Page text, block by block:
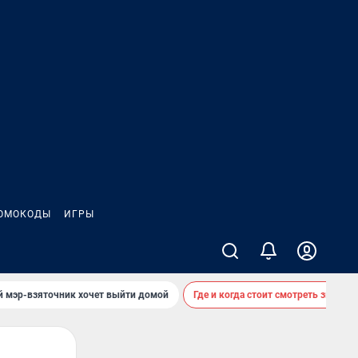
ИГРЫ
мэр-взяточник хочет выйти домой Где и когда стоит смотреть